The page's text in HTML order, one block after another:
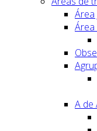
Área
A de